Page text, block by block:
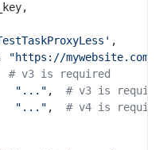
,
"https://mywebsite.com/
# v3 is required
"..." , # v3 is required
"..." , # v4 is required